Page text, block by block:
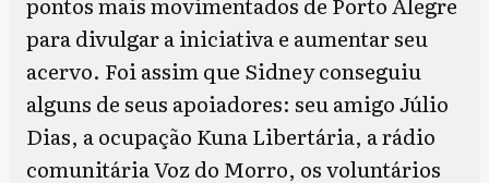
para divulgar a iniciativa e aumentar seu
acervo. Foi assim que Sidney conseguiu
alguns de seus apoiadores: seu amigo Júlio
Dias, a ocupação Kuna Libertária, a rádio
comunitária Voz do Morro, os voluntários